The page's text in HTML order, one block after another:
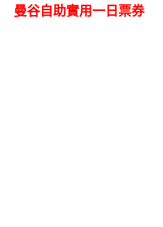
曼谷自助實用一日票券